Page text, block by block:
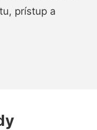
prístup a